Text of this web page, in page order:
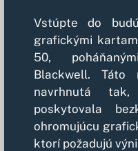
Vstúpte do
grafickými
50,
Blackwell.
navrhnutá
poskytovala
ohromujúcu
ktorí požadujú